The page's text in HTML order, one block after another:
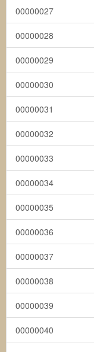
00000027
00000028
00000029
00000030
00000031
00000032
00000033
00000034
00000035
00000036
00000037
00000038
00000039
00000040